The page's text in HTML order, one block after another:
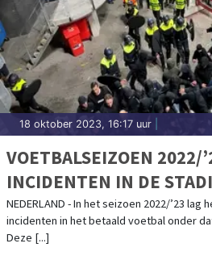
18 oktober 2023, 16:17 uur
VOETBALSEIZOEN 2022/
INCIDENTEN IN DE
ZAKEN VOOR DE
NEDERLAND - In het seizoen 2022/’23
incidenten in het betaald voetbal onder
Deze [...]